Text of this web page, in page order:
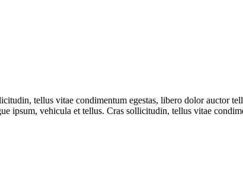
tellus vitae condimentum egestas, libero dolor auctor
ipsum, vehicula et tellus. Cras sollicitudin, tellus vitae